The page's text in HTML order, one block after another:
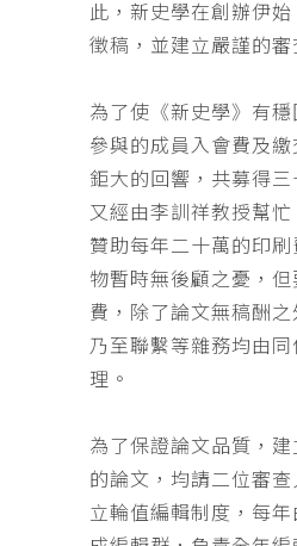
此，新史學在創辦伊
徵稿，並建立嚴謹的審
為了使《新史學》有
參與的成員入會費及
鉅大的回響，共募得
又經由李訓祥教授幫
贊助每年二十萬的印
物暫時無後顧之憂，
費，除了論文無稿酬
乃至聯繫等雜務均由
理。
為了保證論文品質，
的論文，均請二位審
立輪值編輯制度，每